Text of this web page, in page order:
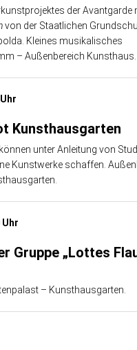
der Avantgarde
von der Staatlichen
Kleines musikalisches
– Außenbereich Kunsthaus.
Kunsthausgarten
unter Anleitung von
Kunstwerke schaffen.
Uhr
Gruppe „Lottes
– Kunsthausgarten.